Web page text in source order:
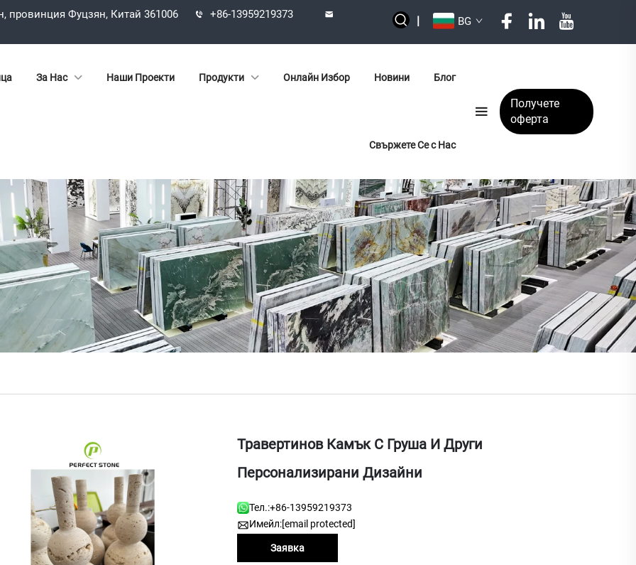
провинция Фуцзян, Китай 361006 +86-13959219373 | BG
За Нас Наши Проекти Продукти Онлайн Избор Новини Блог
Свържете Се с Нас
Получете
оферта
Травертинов Камък С Груша И Други
Персонализирани Дизайни
Тел.:+86-13959219373
Имейл:[email protected]
Заявка